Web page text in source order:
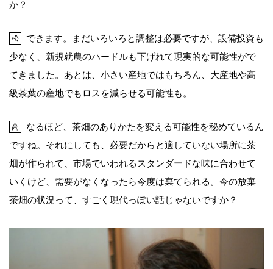
か？
松
できます。まだいろいろと調整は必要ですが、設備投資も
少なく、新規就農のハードルも下げれて現実的な可能性がで
てきました。あとは、小さい産地ではもちろん、大産地や高
級茶葉の産地でもロスを減らせる可能性も。
高
なるほど、茶畑のありかたを変える可能性を秘めているん
ですね。それにしても、必要だからと適していない場所に茶
畑が作られて、市場でいわれるスタンダードな味に合わせて
いくけど、需要がなくなったら今度は棄てられる。今の放棄
茶畑の状況って、すごく現代っぽい話じゃないですか？